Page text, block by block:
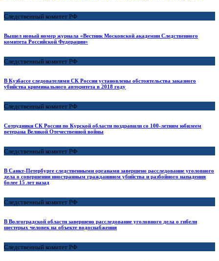
Следственный комитет РФ
Вышел новый номер журнала «Вестник Московской академии Следственного
комитета Российской Федерации»
Следственный комитет РФ
В Кузбассе следователями СК России установлены обстоятельства заказного
убийства криминального авторитета в 2018 году
Следственный комитет РФ
Сотрудники СК России по Курской области поздравили со 100-летним юбилеем
ветерана Великой Отечественной войны
Следственный комитет РФ
В Санкт-Петербурге следственными органами завершено расследование уголовного
дела о совершении иностранным гражданином убийства и разбойного нападения
более 15 лет назад
Следственный комитет РФ
В Волгоградской области завершено расследование уголовного дела о гибели
шестерых человек на объекте водоснабжения
Следственный комитет РФ